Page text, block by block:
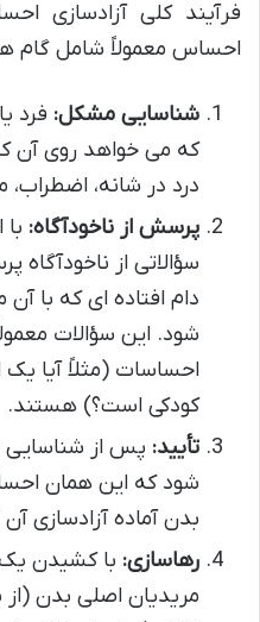
فرآیند کلی آزادسازی
احساس معمولاً شامل گام
شناسایی مشکل: فرد
که می خواهد روی آن
درد در شانه،
پرسش از ناخودآگاه:
سؤالاتی از
دام افتاده ای که با
شود. این سؤالات
احساسات (مثلاً آیا
کودکی است؟) هستند.
تأیید: پس از
شود که این همان
بدن آماده آزادسازی
رهاسازی: با کشیدن
مریدیان اصلی بدن (از